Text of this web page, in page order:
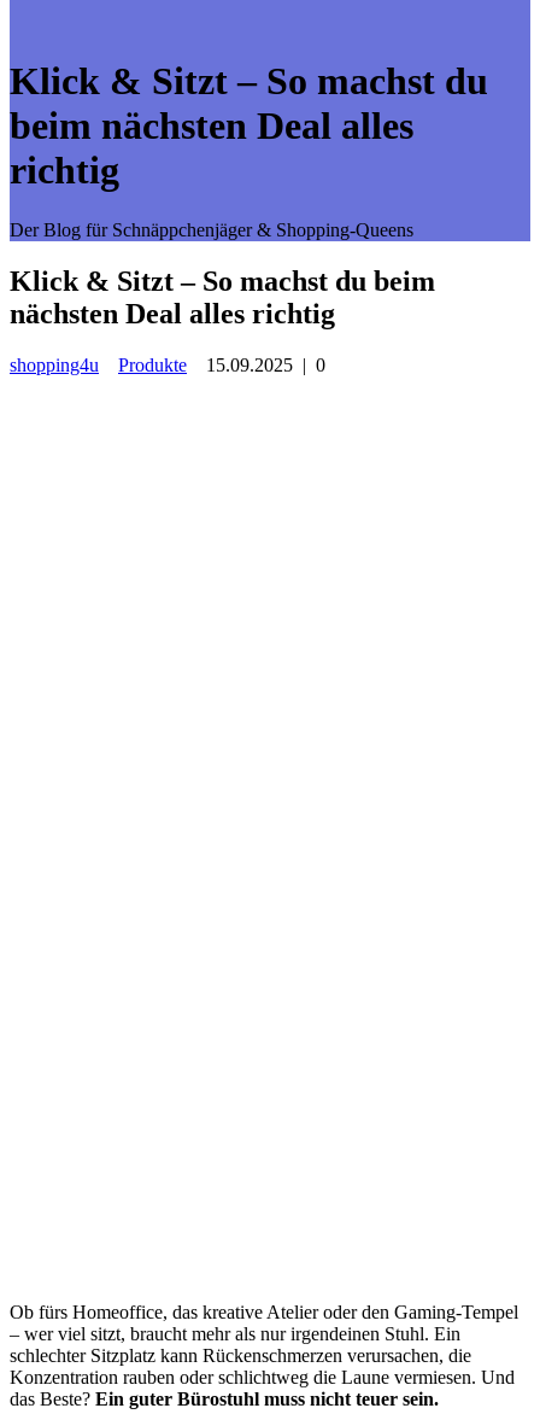
Klick & Sitzt – So machst du
beim nächsten Deal alles
richtig
Der Blog für Schnäppchenjäger & Shopping-Queens
Klick & Sitzt – So machst du beim
nächsten Deal alles richtig
shopping4u Produkte 15.09.2025 | 0
Ob fürs Homeoffice, das kreative Atelier oder den Gaming-Tempel
– wer viel sitzt, braucht mehr als nur irgendeinen Stuhl. Ein
schlechter Sitzplatz kann Rückenschmerzen verursachen, die
Konzentration rauben oder schlichtweg die Laune vermiesen. Und
das Beste? Ein guter Bürostuhl muss nicht teuer sein.